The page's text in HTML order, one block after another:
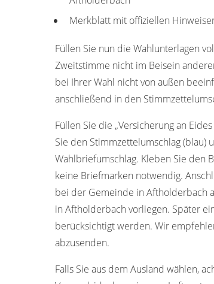
Merkblatt mit offiziellen
Füllen Sie nun die Wahlunterlagen
Zweitstimme nicht im Beisein
bei Ihrer Wahl nicht von außen
anschließend in den
Füllen Sie die „Versicherung an
Sie den Stimmzettelumschlag (blau)
Wahlbriefumschlag. Kleben Sie den
keine Briefmarken notwendig.
bei der Gemeinde in Aftholderbach
in Aftholderbach vorliegen. Später
berücksichtigt werden. Wir
abzusenden.
Falls Sie aus dem Ausland wählen,